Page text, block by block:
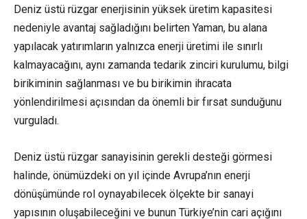
Deniz üstü rüzgar enerjisinin yüksek üretim kapasitesi
nedeniyle avantaj sağladığını belirten Yaman, bu alana
yapılacak yatırımların yalnızca enerji üretimi ile sınırlı
kalmayacağını, aynı zamanda tedarik zinciri kurulumu, bilgi
birikiminin sağlanması ve bu birikimin ihracata
yönlendirilmesi açısından da önemli bir fırsat sunduğunu
vurguladı.
Deniz üstü rüzgar sanayisinin gerekli desteği görmesi
halinde, önümüzdeki on yıl içinde Avrupa’nın enerji
dönüşümünde rol oynayabilecek ölçekte bir sanayi
yapısının oluşabileceğini ve bunun Türkiye’nin cari açığını